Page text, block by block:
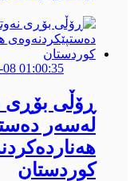
08 01:00:35
ڕۆڵی بۆڕی
لەسەر
كوردستان